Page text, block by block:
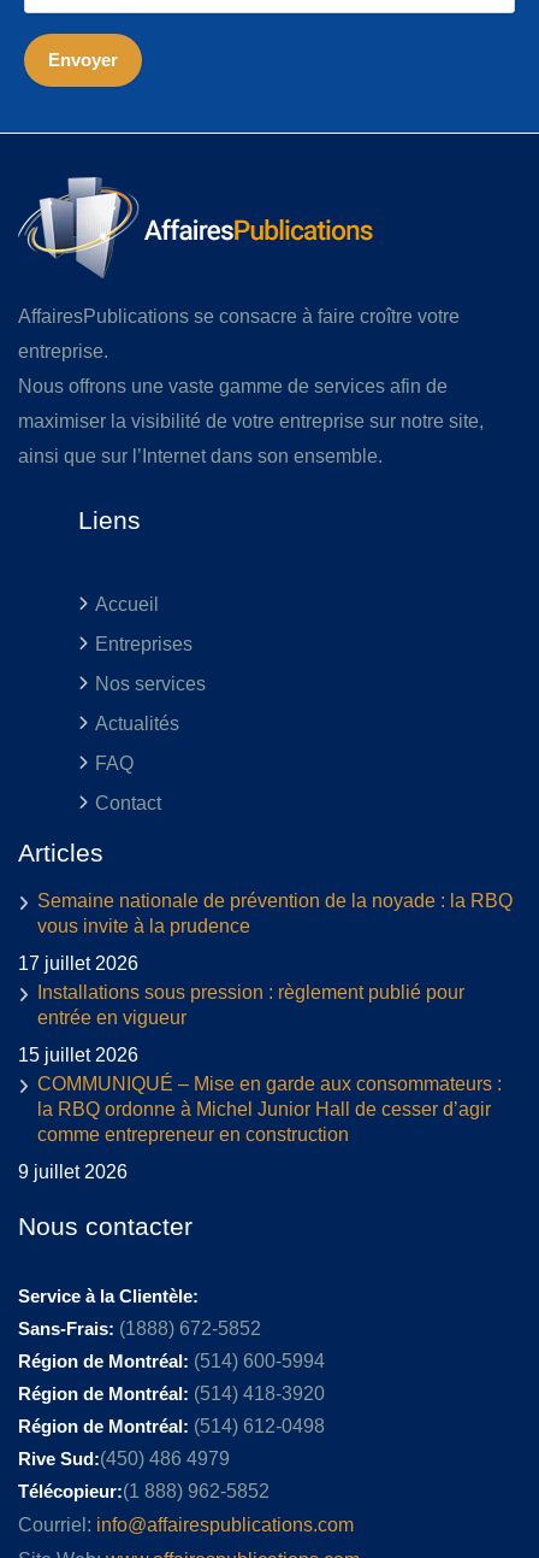
AffairesPublications se consacre à faire croître votre
entreprise.
Nous offrons une vaste gamme de services afin de
maximiser la visibilité de votre entreprise sur notre site,
ainsi que sur l’Internet dans son ensemble.
Liens
Accueil
Entreprises
Nos services
Actualités
FAQ
Contact
Articles
Semaine nationale de prévention de la noyade : la RBQ
vous invite à la prudence
17 juillet 2026
Installations sous pression : règlement publié pour
entrée en vigueur
15 juillet 2026
COMMUNIQUÉ – Mise en garde aux consommateurs :
la RBQ ordonne à Michel Junior Hall de cesser d’agir
comme entrepreneur en construction
9 juillet 2026
Nous contacter
Service à la Clientèle:
Sans-Frais: (1888) 672-5852
Région de Montréal: (514) 600-5994
Région de Montréal: (514) 418-3920
Région de Montréal: (514) 612-0498
Rive Sud:(450) 486 4979
Télécopieur:(1 888) 962-5852
Courriel: info@affairespublications.com